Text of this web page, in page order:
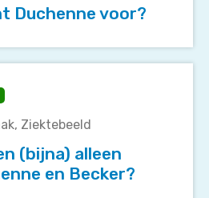
Duchenne voor?
Ziektebeeld
(bijna) alleen
en Becker?